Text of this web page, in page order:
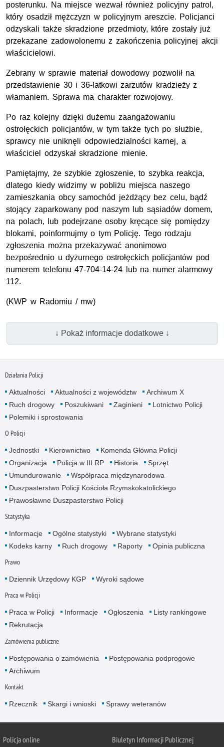
posterunku. Na miejsce wezwał również policyjny patrol,
który osadził mężczyzn w policyjnym areszcie. Policjanci
odzyskali także skradzione przedmioty, które zostały już
przekazane zadowolonemu z zakończenia policyjnej akcji
właścicielowi.
Zebrany w sprawie materiał dowodowy pozwolił na
przedstawienie 30 i 36-latkowi zarzutów kradzieży z
włamaniem. Sprawa ma charakter rozwojowy.
Po raz kolejny dzięki dużemu zaangażowaniu
ostrołęckich policjantów, w tym także tych po służbie,
sprawcy nie uniknęli odpowiedzialności karnej, a
właściciel odzyskał skradzione mienie.
Pamiętajmy, że szybkie zgłoszenie, to szybka reakcja,
dlatego kiedy widzimy w pobliżu miejsca naszego
zamieszkania obcy samochód jeżdżący bez celu, bądź
stojący zaparkowany pod naszym lub sąsiadów domem,
na polach, lub podejrzane osoby kręcące się pomiędzy
blokami, poinformujmy o tym Policję. Tego rodzaju
zgłoszenia można przekazywać anonimowo
bezpośrednio u dyżurnego ostrołęckich policjantów pod
numerem telefonu 47-704-14-24 lub na numer alarmowy
112.
(KWP w Radomiu / mw)
↓ Pokaż informacje dodatkowe ↓
Działania Policji
Aktualności Aktualności z województw
Archiwum X
Ruch drogowy
Poszukiwani Zaginieni
Lotnictwo Policji
Polemiki i sprostowania
O Policji
Jednostki Kierownictwo
Komenda Główna Policji
Organizacja
Policja w III RP Historia
Sprzęt
Umundurowanie
Współpraca międzynarodowa
Duszpasterstwo Policji Kościoła Rzymskokatolickiego
Prawosławne Duszpasterstwo Policji
Statystyka
Informacje Ogólne statystyki
Wybrane statystyki
Kodeks karny
Ruch drogowy Raporty Opinia publiczna
Prawo
Dziennik Urzędowy KGP Wyroki sądowe
Praca w Policji
Praca w Policji Informacje Ogłoszenia
Listy rankingowe
Rekrutacja
Zamówienia publiczne
Postępowania o zamówienia
Postępowania podprogowe
Archiwum
Kontakt
Rzecznik Skargi i wnioski Sprawy weteranów
Policjaonline Biuletyn Informacji Publicznej